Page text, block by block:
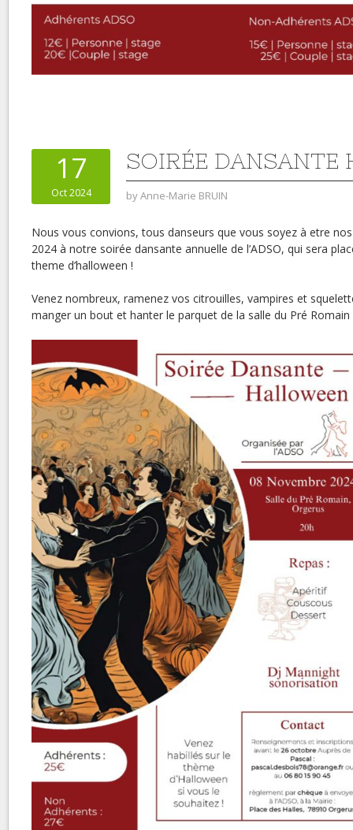
17
Oct 2024
SOIRÉE DANSANTE
byAnne-Marie BRUIN
Nous vous convions, tous danseurs que vous soyez à etre
2024 à notre soirée dansante annuelle de l’ADSO, qui sera
theme d’halloween !
Venez nombreux, ramenez vos citrouilles, vampires et
manger un bout et hanter le parquet de la salle du Pré Romain